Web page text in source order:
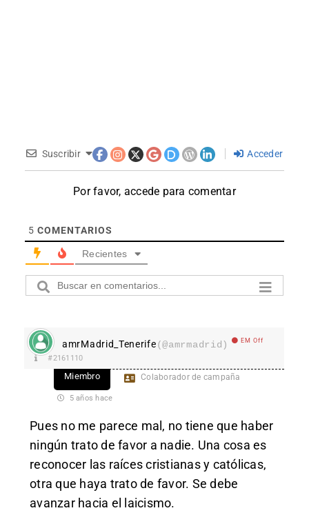
Suscribir Acceder
Por favor, accede para comentar
5 COMENTARIOS
Recientes
amrMadrid_Tenerife(@amrmadrid) EM Off
#2161110
Miembro Colaborador de campaña
5 años hace
Pues no me parece mal, no tiene que haber
ningún trato de favor a nadie. Una cosa es
reconocer las raíces cristianas y católicas,
otra que haya trato de favor. Se debe
avanzar hacia el laicismo.